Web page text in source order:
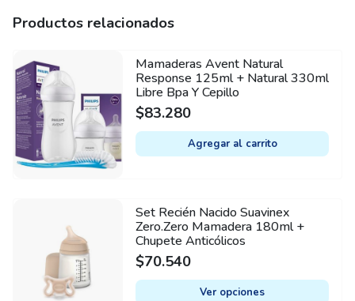
Productos relacionados
Mamaderas Avent Natural
Response 125ml + Natural 330ml
Libre Bpa Y Cepillo
$83.280
Agregar al carrito
Set Recién Nacido Suavinex
Zero.Zero Mamadera 180ml +
Chupete Anticólicos
$70.540
Ver opciones
This
product
has
multiple